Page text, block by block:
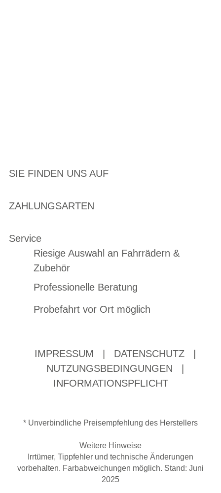
SIE FINDEN UNS AUF
ZAHLUNGSARTEN
Service
Riesige Auswahl an Fahrrädern &
Zubehör
Professionelle Beratung
Probefahrt vor Ort möglich
IMPRESSUM DATENSCHUTZ
NUTZUNGSBEDINGUNGEN
INFORMATIONSPFLICHT
* Unverbindliche Preisempfehlung des Herstellers
Weitere Hinweise
Irrtümer, Tippfehler und technische Änderungen
vorbehalten. Farbabweichungen möglich. Stand: Juni
2025